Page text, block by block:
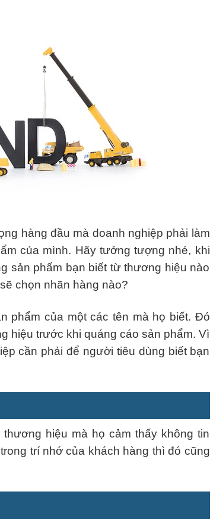
hàng đầu mà doanh nghiệp phải làm
của mình. Hãy tưởng tượng nhé, khi
sản phẩm bạn biết từ thương hiệu nào
chọn nhãn hàng nào?
phẩm của một các tên mà họ biết. Đó
hiệu trước khi quáng cáo sản phẩm. Vì
cần phải để người tiêu dùng biết bạn
hiệu mà họ cảm thấy không tin
trí nhớ của khách hàng thì đó cũng